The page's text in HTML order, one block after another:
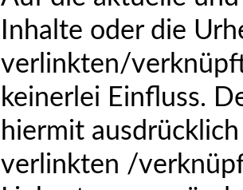
Inhalte oder die
verlinkten/
keinerlei Einfluss.
hiermit
verlinkten /